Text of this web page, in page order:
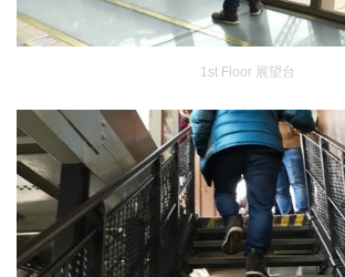
1st Floor 展望台